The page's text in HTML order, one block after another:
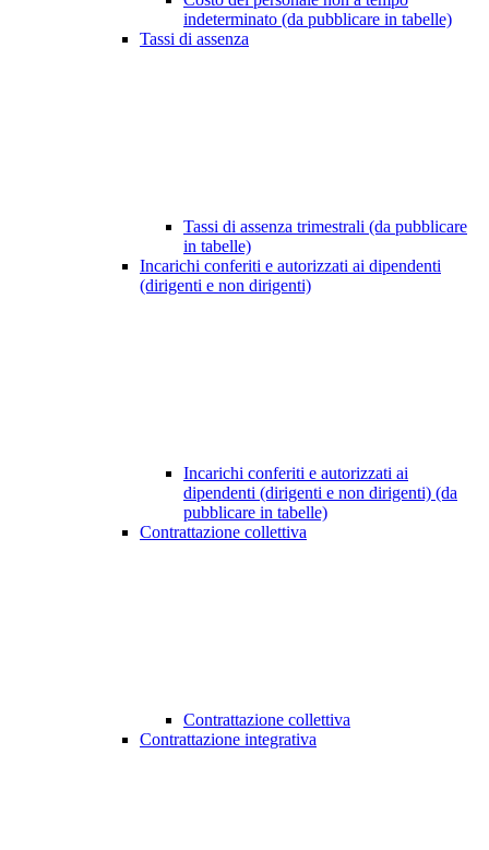
indeterminato (da pubblicare in tabelle)
Tassi di assenza
Tassi di assenza trimestrali (da pubblicare
in tabelle)
Incarichi conferiti e autorizzati ai dipendenti
(dirigenti e non dirigenti)
Incarichi conferiti e autorizzati ai
dipendenti (dirigenti e non dirigenti) (da
pubblicare in tabelle)
Contrattazione collettiva
Contrattazione collettiva
Contrattazione integrativa